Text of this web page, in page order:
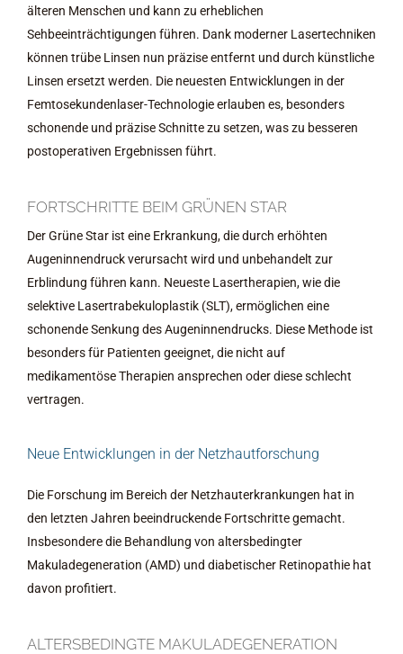
älteren Menschen und kann zu erheblichen
Sehbeeinträchtigungen führen. Dank moderner Lasertechniken
können trübe Linsen nun präzise entfernt und durch künstliche
Linsen ersetzt werden. Die neuesten Entwicklungen in der
Femtosekundenlaser-Technologie erlauben es, besonders
schonende und präzise Schnitte zu setzen, was zu besseren
postoperativen Ergebnissen führt.
FORTSCHRITTE BEIM GRÜNEN STAR
Der Grüne Star ist eine Erkrankung, die durch erhöhten
Augeninnendruck verursacht wird und unbehandelt zur
Erblindung führen kann. Neueste Lasertherapien, wie die
selektive Lasertrabekuloplastik (SLT), ermöglichen eine
schonende Senkung des Augeninnendrucks. Diese Methode ist
besonders für Patienten geeignet, die nicht auf
medikamentöse Therapien ansprechen oder diese schlecht
vertragen.
Neue Entwicklungen in der Netzhautforschung
Die Forschung im Bereich der Netzhauterkrankungen hat in
den letzten Jahren beeindruckende Fortschritte gemacht.
Insbesondere die Behandlung von altersbedingter
Makuladegeneration (AMD) und diabetischer Retinopathie hat
davon profitiert.
ALTERSBEDINGTE MAKULADEGENERATION